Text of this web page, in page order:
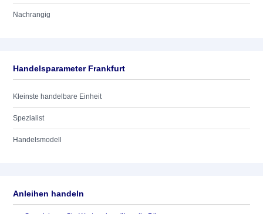
Nachrangig
Handelsparameter Frankfurt
Kleinste handelbare Einheit
Spezialist
Handelsmodell
Anleihen handeln